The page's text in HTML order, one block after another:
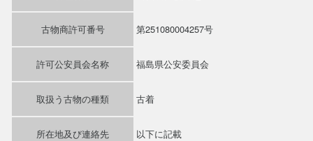
古物商許可番号 第251080004257号
許可公安員会名称 福島県公安委員会
取扱う古物の種類 古着
所在地及び連絡先 以下に記載